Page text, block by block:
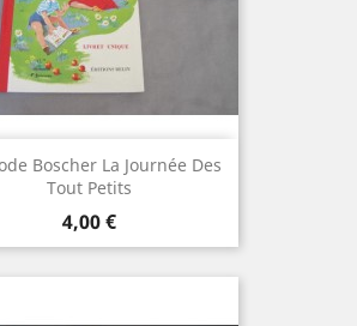
Boscher La Journée Des
Tout Petits
Prix
4,00 €